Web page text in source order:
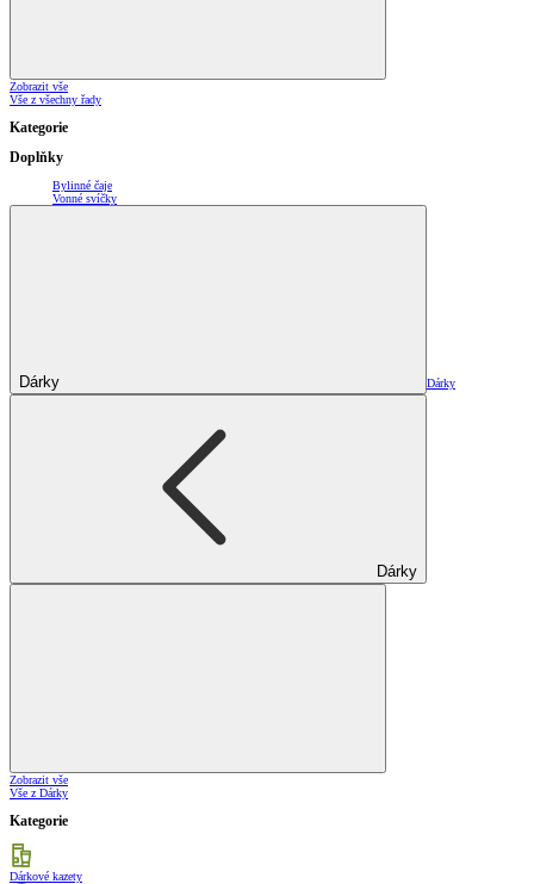
Zobrazit vše
Vše z všechny řady
Kategorie
Doplňky
Bylinné čaje
Vonné svíčky
Dárky Dárky
Dárky
Zobrazit vše
Vše z Dárky
Kategorie
Dárkové kazety